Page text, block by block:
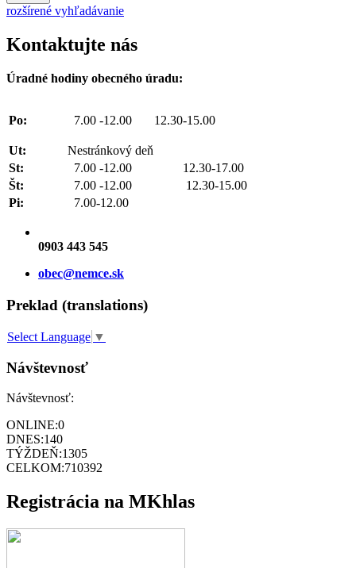
rozšírené vyhľadávanie
Kontaktujte nás
Úradné hodiny obecného úradu:
Po: 7.00 -12.00 12.30-15.00
Ut:
Nestránkový deň
St:
7.00 -12.00 12.30-17.00
Št:
7.00 -12.00 12.30-15.00
Pi:
7.00-12.00
0903 443 545
obec@nemce.sk
Preklad (translations)
Select Language ▼
Návštevnosť
Návštevnosť:
ONLINE:0
DNES:140
TÝŽDEŇ:1305
CELKOM:710392
Registrácia na MKhlas